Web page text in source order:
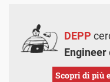
DEPP
Engineer
Scopri di più